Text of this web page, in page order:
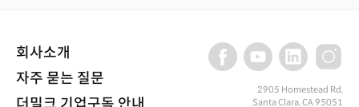
회사소개
자주 묻는 질문
2905 Homestead Rd,
Santa Clara, CA 95051